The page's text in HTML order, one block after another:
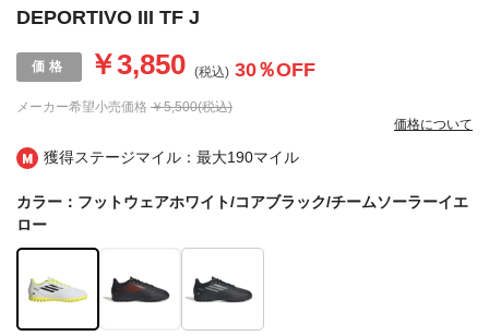
獲得ステージマイル：最大190マイル
DEPORTIVO III TF J
メーカー希望小売価格 ￥5,500(税込)
￥3,850 (税込) 30％OFF
価格について
カラー：フットウェアホワイト/コアブラック/チームソーラーイエ
ロー